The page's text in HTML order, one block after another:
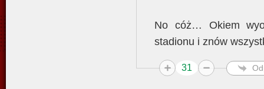
No cóż… Okiem
stadionu i znów
31